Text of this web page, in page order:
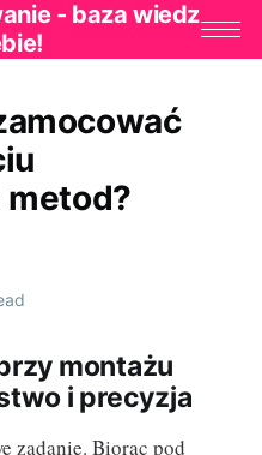
- baza wiedz
metod?
montażu
i precyzja
zadanie. Biorąc pod